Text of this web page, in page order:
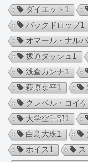
ダイエット 1
バックドロップ1
オマール・ナル
坂道ダッシュ1
浅倉カンナ1
萩原京平1
クレベル・コイケ
大学空手部1
白鳥大珠1
ホイス1 ス